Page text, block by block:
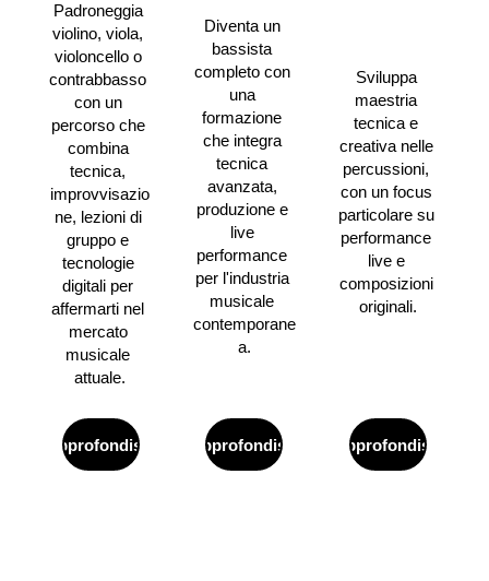
Padroneggia
violino, viola,
violoncello o
contrabbasso
con un
percorso che
combina
tecnica,
improvvisazio
ne, lezioni di
gruppo e
tecnologie
digitali per
affermarti nel
mercato
musicale
attuale.
Approfondisci
Diventa un
bassista
completo con
una
formazione
che integra
tecnica
avanzata,
produzione e
live
performance
per l'industria
musicale
contemporane
a.
Approfondisci
Sviluppa
maestria
tecnica e
creativa nelle
percussioni,
con un focus
particolare su
performance
live e
composizioni
originali.
Approfondisci